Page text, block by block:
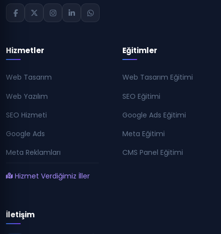
Hizmetler
Web Tasarım
Web Yazılım
SEO Hizmeti
Google Ads
Meta Reklamları
Hizmet Verdiğimiz İller
Eğitimler
Web Tasarım Eğitimi
SEO Eğitimi
Google Ads Eğitimi
Meta Eğitimi
CMS Panel Eğitimi
İletişim